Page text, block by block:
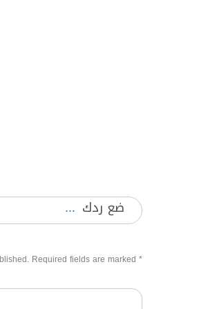
ضع ردك
Required fields are marked *